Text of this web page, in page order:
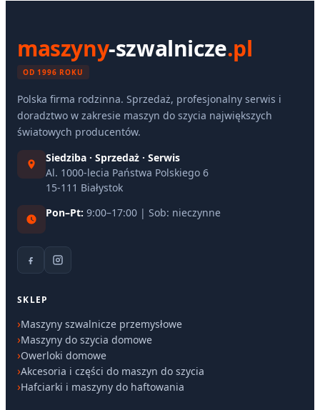
maszyny-szwalnicze.pl
OD 1996 ROKU
Polska firma rodzinna. Sprzedaż, profesjonalny serwis i
doradztwo w zakresie maszyn do szycia największych
światowych producentów.
Siedziba · Sprzedaż · Serwis
Al. 1000-lecia Państwa Polskiego 6
15-111 Białystok
Pon–Pt: 9:00–17:00 | Sob: nieczynne
SKLEP
Maszyny szwalnicze przemysłowe
Maszyny do szycia domowe
Owerloki domowe
Akcesoria i części do maszyn do szycia
Hafciarki i maszyny do haftowania